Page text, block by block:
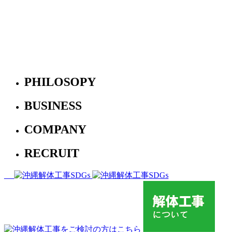
PHILOSOPY
BUSINESS
COMPANY
RECRUIT